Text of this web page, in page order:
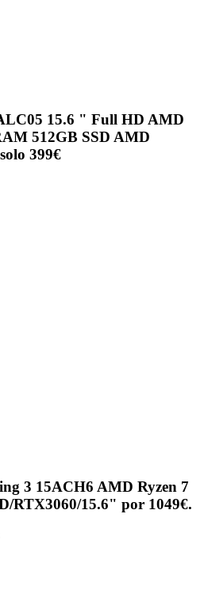
15.6 " Full HD AMD
512GB SSD AMD
399€
3 15ACH6 AMD Ryzen 7
RTX3060/15.6" por 1049€.